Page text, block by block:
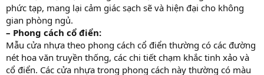
phức tạp, mang lại cảm giác sạch sẽ và hiện đại cho không
gian phòng ngủ.
– Phong cách cổ điển:
Mẫu cửa nhựa theo phong cách cổ điển thường có các đường
nét hoa văn truyền thống, các chi tiết chạm khắc tinh xảo và
cổ điển. Các cửa nhựa trong phong cách này thường có màu